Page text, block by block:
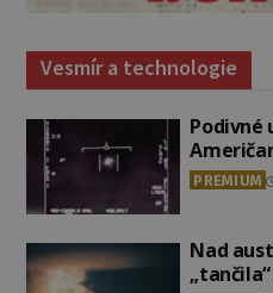
Vesmír a technologie
Podivné
PREMIUM
Nad